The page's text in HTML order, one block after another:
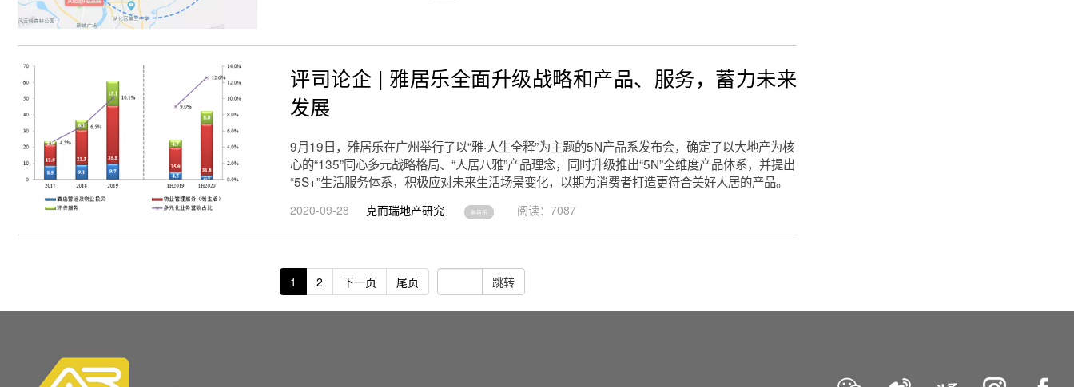
评司论企 | 雅居乐全面升级战略和产品、服务，蓄力未来
发展
9月19日，雅居乐在广州举行了以“雅·人生全释”为主题的5N产品系发布会，确定了以大地产为核
心的“135”同心多元战略格局、“人居八雅”产品理念，同时升级推出“5N”全维度产品体系，并提出
“5S+”生活服务体系，积极应对未来生活场景变化，以期为消费者打造更符合美好人居的产品。
2020-09-28 克而瑞地产研究 雅居乐 阅读：7087
1 2 下一页 尾页 跳转